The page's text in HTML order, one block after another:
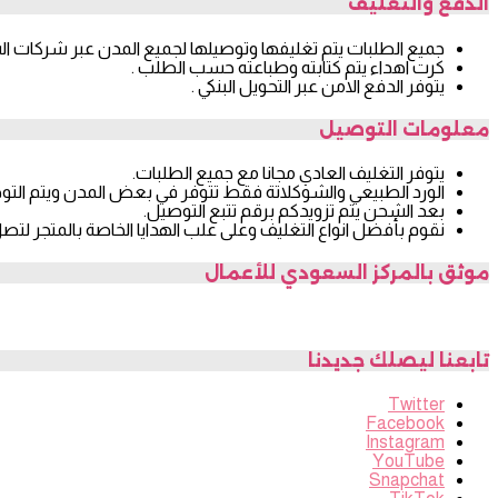
الدفع والتغليف
جميع الطلبات يتم تغليفها وتوصيلها لجميع المدن عبر شركات
كرت اهداء يتم كتابته وطباعته حسب الطلب .
يتوفر الدفع الامن عبر التحويل البنكي .
معلومات التوصيل
يتوفر التغليف العادي مجانا مع جميع الطلبات.
الورد الطبيعي والشوكلاتة فقط تتوفر في بعض المدن ويتم
بعد الشحن يتم تزويدكم برقم تتبع التوصيل.
نقوم بأفضل انواع التغليف وعلى علب الهدايا الخاصة بالمتجر
موثق بالمركز السعودي للأعمال
تابعنا ليصلك جديدنا
Twitter
Facebook
Instagram
YouTube
Snapchat